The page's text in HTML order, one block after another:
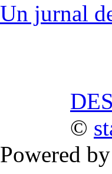
Un jurnal
©
Powered by